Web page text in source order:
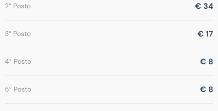
2° Posto € 34
3° Posto € 17
4° Posto € 8
5° Posto € 8